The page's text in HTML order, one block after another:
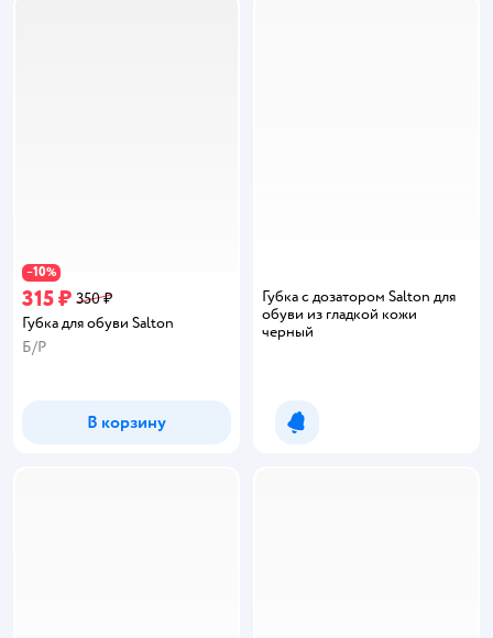
−10%
315 ₽ 350 ₽
Губка для обуви Salton
Б/Р
В корзину
Губка с дозатором Salton для
обуви из гладкой кожи
черный
Уведомить о появлении